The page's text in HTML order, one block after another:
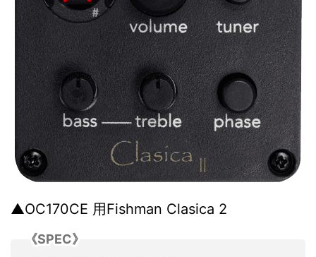
▲OC170CE 用Fishman Clasica 2
《SPEC》